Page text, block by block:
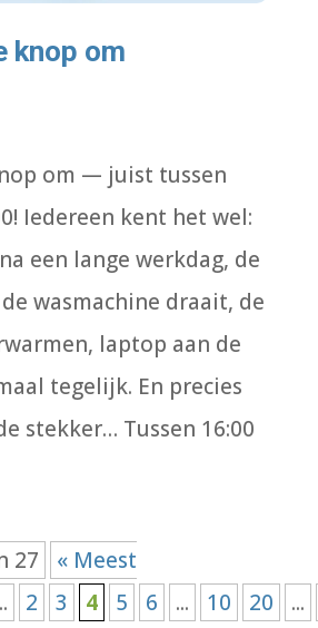
knop om
om — juist tussen
Iedereen kent het wel:
een lange werkdag, de
wasmachine draait, de
laptop aan de
tegelijk. En precies
stekker… Tussen 16:00
27
« Meest
2 3 4 5 6 ... 10 20
...